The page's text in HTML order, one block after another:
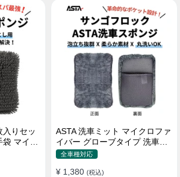
コンパ
入りセッ
マイク
ッズ 車
ASTA 洗車ミット マイクロファ
イバー グローブタイプ 洗車プ
ロも愛用 傷防止 高吸水 車 バイ
全車種対応
¥ 1,380 (税込)